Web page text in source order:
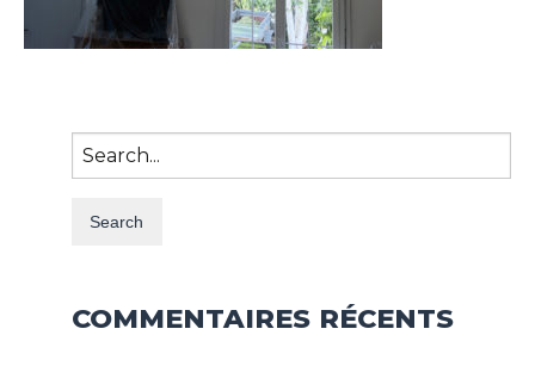
Search
for:
COMMENTAIRES RÉCENTS